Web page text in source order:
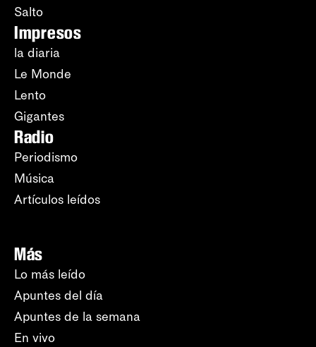
Salto
Impresos
la diaria
Le Monde
Lento
Gigantes
Radio
Periodismo
Música
Artículos leídos
Más
Lo más leído
Apuntes del día
Apuntes de la semana
En vivo